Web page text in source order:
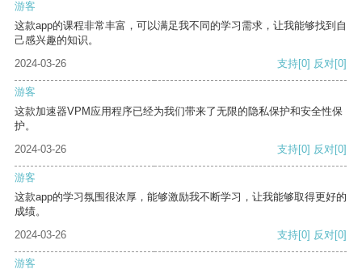
游客
这款app的课程非常丰富，可以满足我不同的学习需求，让我能够找到自
己感兴趣的知识。
2024-03-26
支持[0] 反对[0]
游客
这款加速器VPM应用程序已经为我们带来了无限的隐私保护和安全性保
护。
2024-03-26
支持[0] 反对[0]
游客
这款app的学习氛围很浓厚，能够激励我不断学习，让我能够取得更好的
成绩。
2024-03-26
支持[0] 反对[0]
游客